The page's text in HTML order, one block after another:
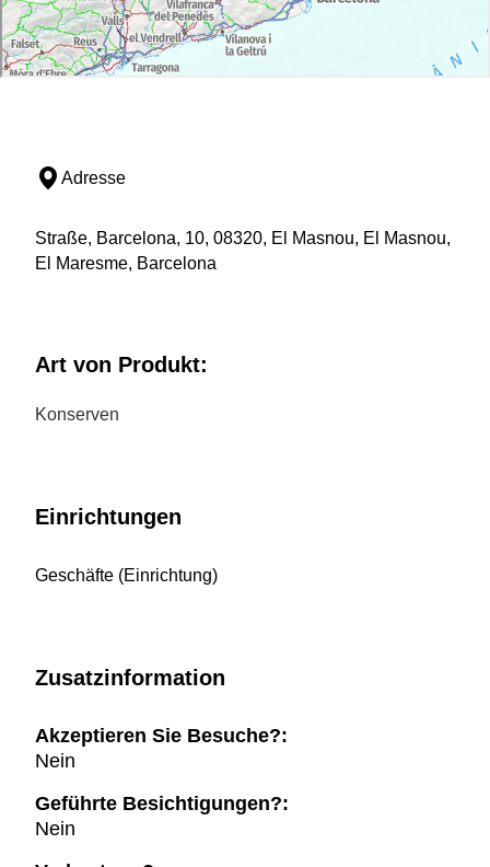
Adresse
Straße, Barcelona, 10, 08320, El Masnou, El Masnou,
El Maresme, Barcelona
Art von Produkt:
Konserven
Einrichtungen
Geschäfte (Einrichtung)
Zusatzinformation
Akzeptieren Sie Besuche?:
Nein
Geführte Besichtigungen?:
Nein